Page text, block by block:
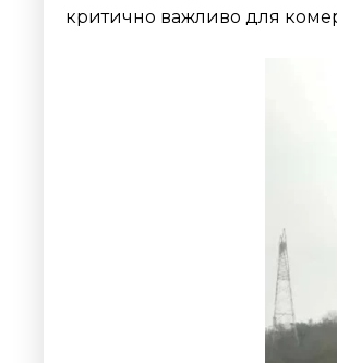
критично важливо для